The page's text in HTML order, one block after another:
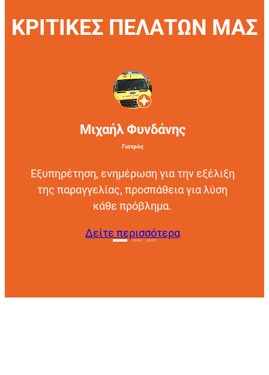
ΚΡΙΤΙΚΕΣ ΠΕΛΑΤΩΝ ΜΑΣ
Μιχαήλ Φυνδάνης
Γιατρός
Εξυπηρέτηση, ενημέρωση για την εξέλιξη
της παραγγελίας, προσπάθεια για λύση
κάθε πρόβλημα.
Δείτε περισσότερα